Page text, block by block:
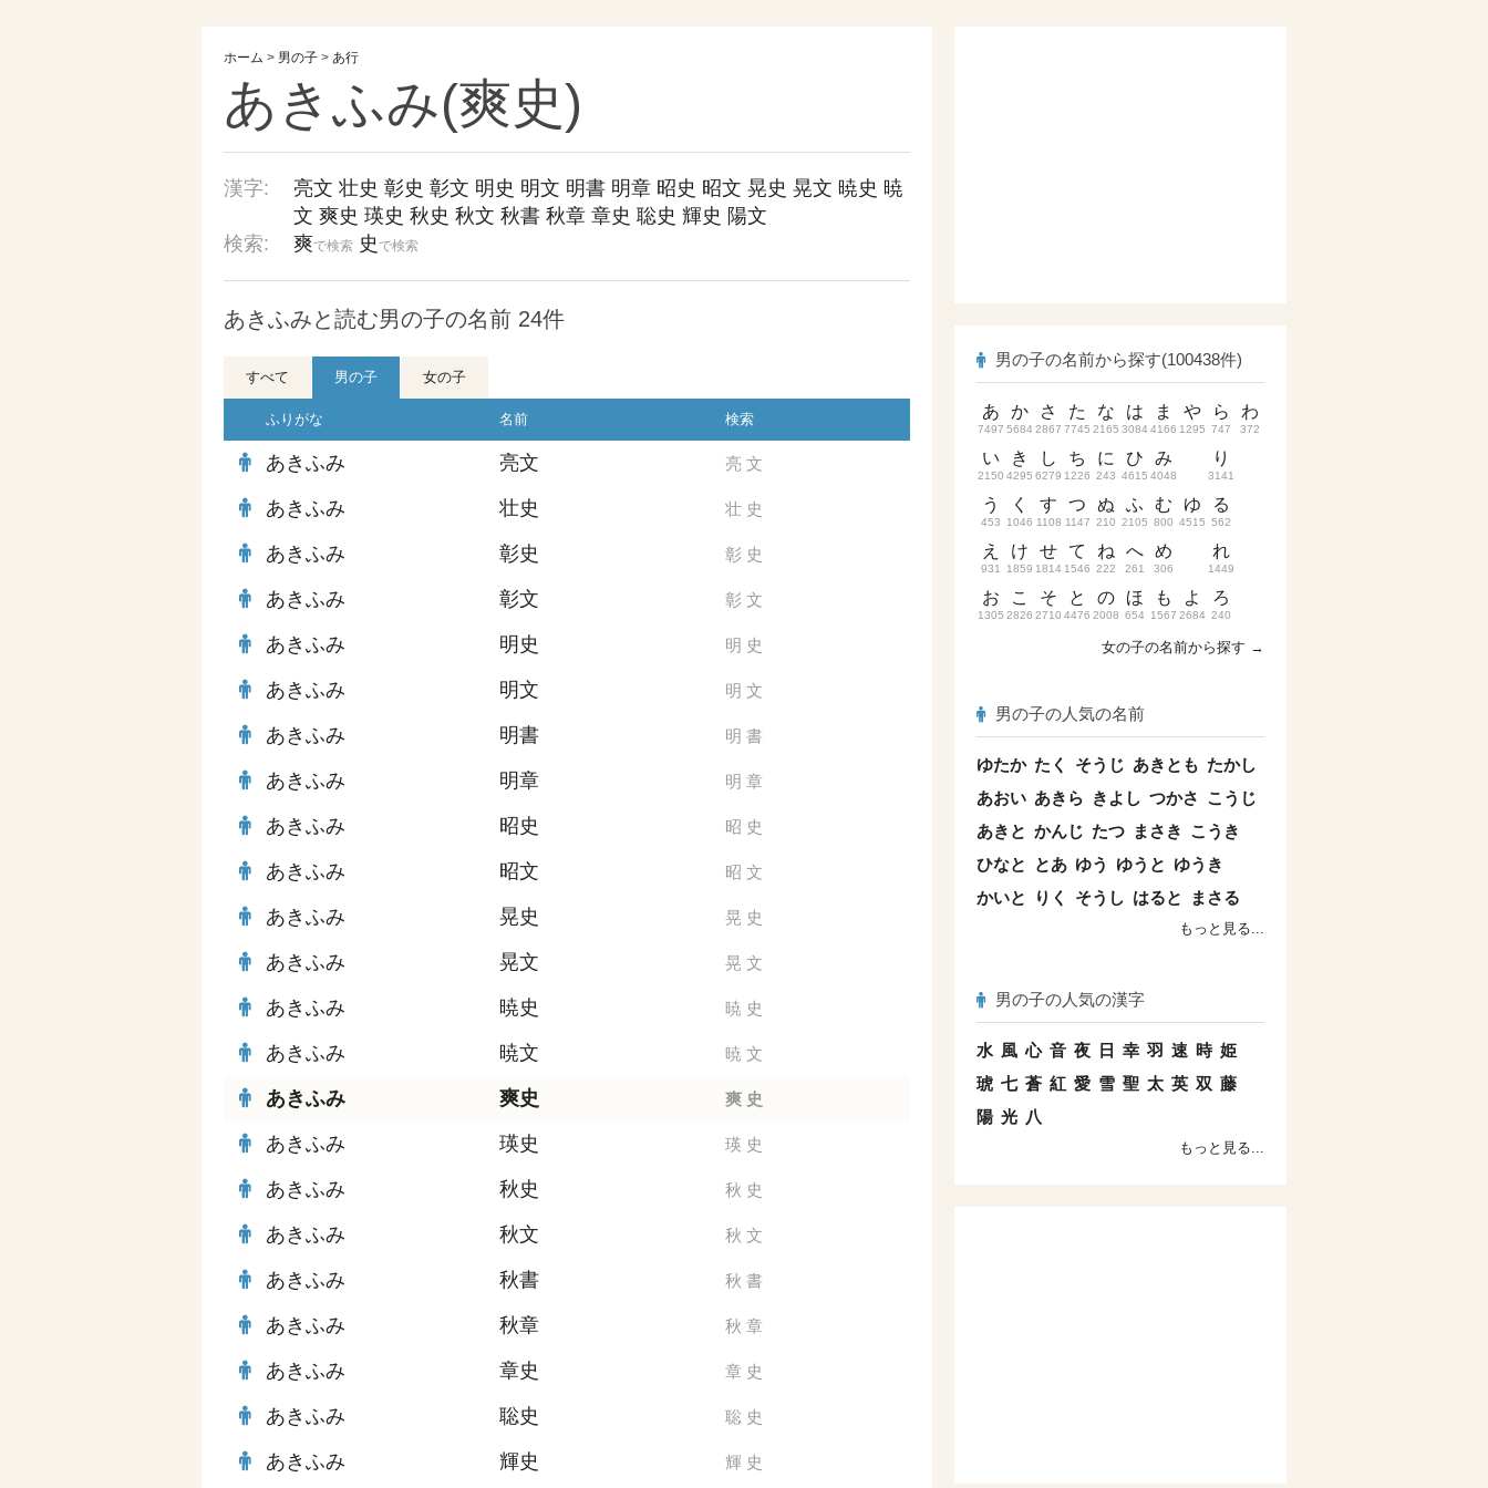
ホーム > 男の子 > あ行
あきふみ(爽史)
漢字: 亮文 壮史 彰史 彰文 明史 明文 明書 明章 昭史 昭文 晃史 晃文 暁史 暁
文 爽史 瑛史 秋史 秋文 秋書 秋章 章史 聡史 輝史 陽文
検索:
爽で検索 史 で検索
あきふみと読む男の子の名前 24件
すべて 男の子 女の子
ふりがな 名前 検索
あきふみ 亮文 亮 文
あきふみ 壮史 壮 史
あきふみ 彰史 彰 史
あきふみ 彰文 彰 文
あきふみ 明史 明 史
あきふみ 明文 明 文
あきふみ 明書 明 書
あきふみ 明章 明 章
あきふみ 昭史 昭 史
あきふみ 昭文 昭 文
あきふみ 晃史 晃 史
あきふみ 晃文 晃 文
あきふみ 暁史 暁 史
あきふみ 暁文 暁 文
あきふみ 爽史 爽 史
あきふみ 瑛史 瑛 史
あきふみ 秋史 秋 史
あきふみ 秋文 秋 文
あきふみ 秋書 秋 書
あきふみ 秋章 秋 章
あきふみ 章史 章 史
あきふみ 聡史 聡 史
あきふみ 輝史 輝 史
男の子の名前から探す(100438件)
あ
7497
い
2150
う
453
え
931
お
1305
か
5684
き
4295
く
1046
け
1859
こ
2826
さ
2867
し
6279
す
1108
せ
1814
そ
2710
た
7745
ち
1226
つ
1147
て
1546
と
4476
な
2165
に
243
ぬ
210
ね
222
の
2008
は
3084
ひ
4615
ふ
2105
へ
261
ほ
654
ま
4166
み
4048
む
800
め
306
も
1567
や
1295
ゆ
4515
よ
2684
ら
747
り
3141
る
562
れ
1449
ろ
240
わ
372
女の子の名前から探す →
男の子の人気の名前
ゆたか たく そうじ あきとも たかし
あおい あきら きよし つかさ こうじ
あきと かんじ たつ まさき こうき
ひなと
とあ ゆう ゆうと ゆうき
かいと
りく そうし はると まさる
もっと見る...
男の子の人気の漢字
水 風 心 音 夜 日 幸 羽 速 時 姫
琥 七 蒼 紅 愛 雪 聖 太 英 双 藤
陽 光 八
もっと見る...